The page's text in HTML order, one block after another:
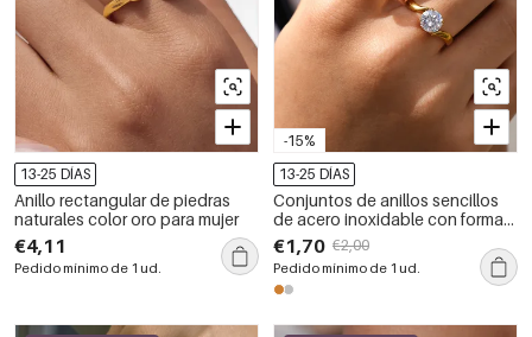
13-25 DÍAS
Anillo rectangular de piedras
naturales color oro para mujer
€4,11
Pedido mínimo de 1 ud.
-15%
13-25 DÍAS
Conjuntos de anillos sencillos
de acero inoxidable con forma
irregular y resistente al agua,
color dorado, con circonitas.
€1,70 €2,00
Pedido mínimo de 1 ud.